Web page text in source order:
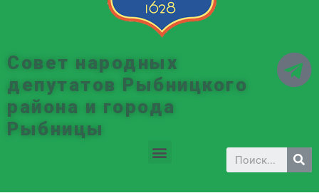
Совет народных
депутатов Рыбницкого
района и города
Рыбницы